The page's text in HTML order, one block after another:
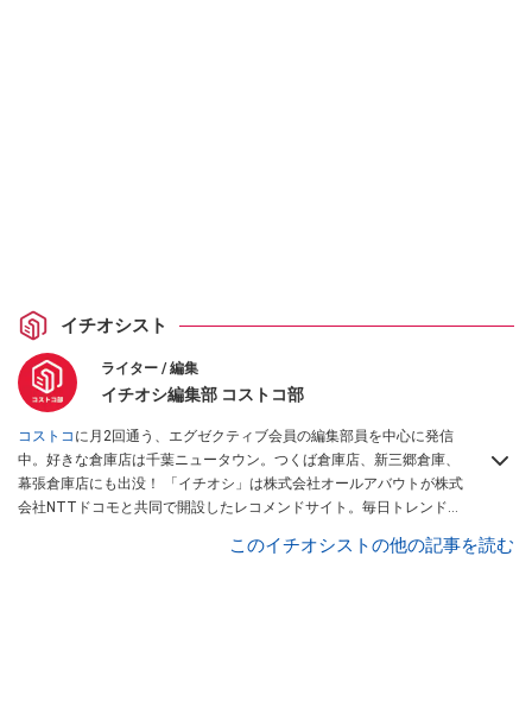
イチオシスト
ライター / 編集
イチオシ編集部 コストコ部
コストコ に月2回通う、エグゼクティブ会員の編集部員を中心に発信
中。好きな倉庫店は千葉ニュータウン。つくば倉庫店、新三郷倉庫、
幕張倉庫店にも出没！ 「イチオシ」は株式会社オールアバウトが株式
会社NTTドコモと共同で開設したレコメンドサイト。毎日トレンド情
このイチオシストの他の記事を読む